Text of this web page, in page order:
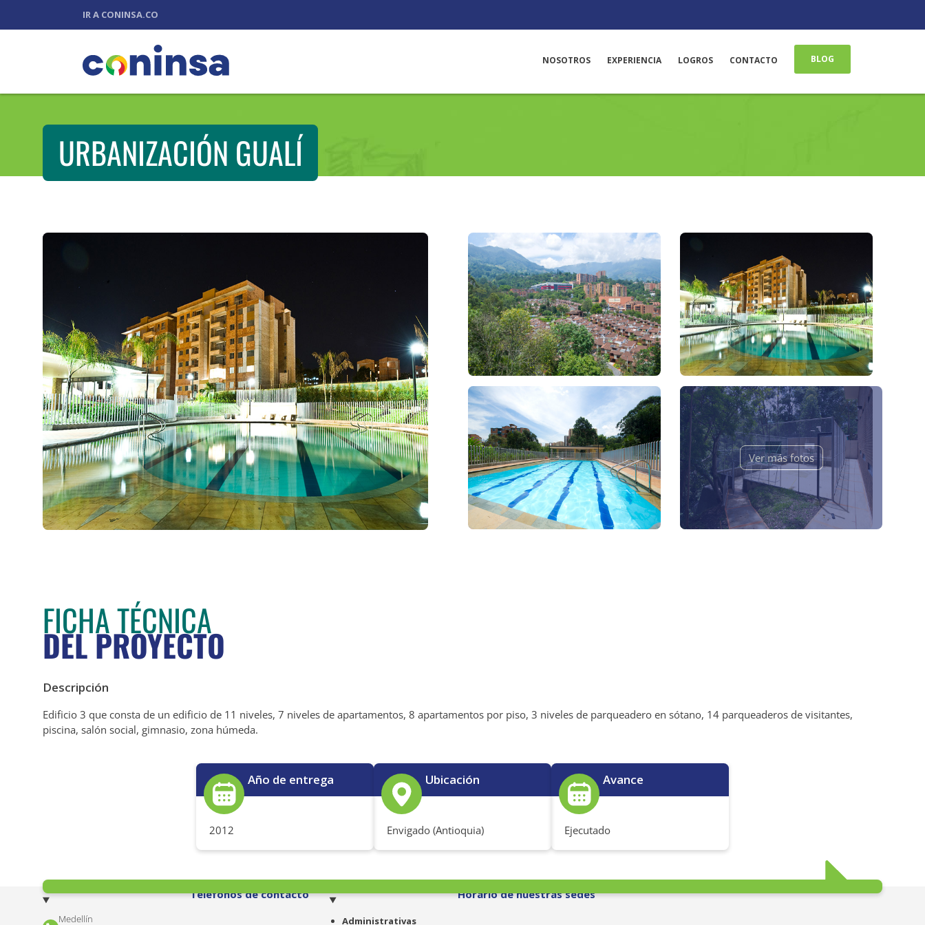
IR A CONINSA.CO
NOSOTROS EXPERIENCIA LOGROS CONTACTO BLOG
URBANIZACIÓN GUALÍ
Ver más fotos
FICHA TÉCNICA
DEL PROYECTO
Descripción
Edificio 3 que consta de un edificio de 11 niveles, 7 niveles de apartamentos, 8 apartamentos por piso, 3 niveles de parqueadero en sótano, 14 parqueaderos de visitantes,
piscina, salón social, gimnasio, zona húmeda.
Año de entrega
2012
Ubicación
Envigado (Antioquia)
Avance
Ejecutado
Teléfonos de contacto
Medellín
Horario de nuestras sedes
Administrativas